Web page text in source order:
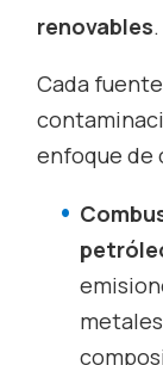
renovables.
Cada
enfoque de